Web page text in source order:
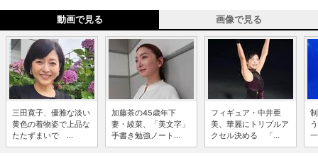
動画で見る 画像で見る
三田寛子、優雅な淡い
黄色の着物姿で上品な
たたずまいで ...
加藤茶の45歳年下
妻・綾菜、「美文字」
手書き勉強ノート...
フィギュア・中井亜
美、華麗にトリプルア
クセル決める 「...